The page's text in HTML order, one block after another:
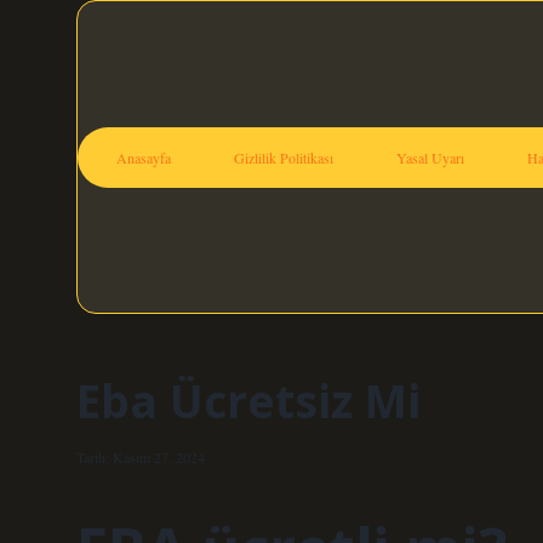
Anasayfa Gizlilik Politikası Yasal Uyarı
Eba Ücretsiz Mi
Tarih: Kasım 27, 2024